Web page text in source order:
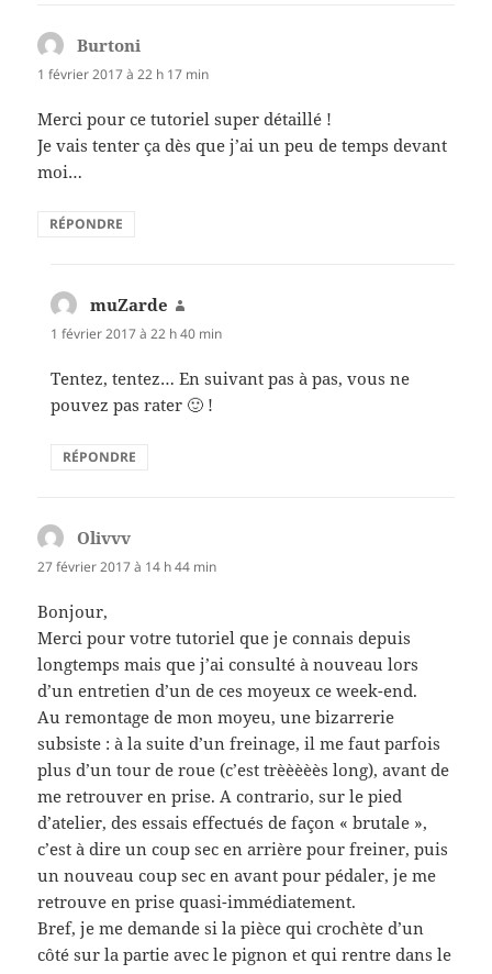
Burtoni
1 février 2017 à 22 h 17 min
Merci pour ce tutoriel super détaillé !
Je vais tenter ça dès que j’ai un peu de temps devant
moi…
RÉPONDRE
muZarde
1 février 2017 à 22 h 40 min
Tentez, tentez… En suivant pas à pas, vous ne
pouvez pas rater 🙂 !
RÉPONDRE
Olivvv
27 février 2017 à 14 h 44 min
Bonjour,
Merci pour votre tutoriel que je connais depuis
longtemps mais que j’ai consulté à nouveau lors
d’un entretien d’un de ces moyeux ce week-end.
Au remontage de mon moyeu, une bizarrerie
subsiste : à la suite d’un freinage, il me faut parfois
plus d’un tour de roue (c’est trèèèèès long), avant de
me retrouver en prise. A contrario, sur le pied
d’atelier, des essais effectués de façon « brutale »,
c’est à dire un coup sec en arrière pour freiner, puis
un nouveau coup sec en avant pour pédaler, je me
retrouve en prise quasi-immédiatement.
Bref, je me demande si la pièce qui crochète d’un
côté sur la partie avec le pignon et qui rentre dans le